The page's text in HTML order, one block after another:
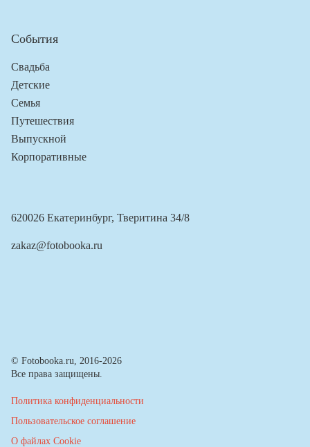
События
Свадьба
Детские
Семья
Путешествия
Выпускной
Корпоративные
620026 Екатеринбург, Тверитина 34/8
zakaz@fotobooka.ru
© Fotobooka.ru, 2016-2026
Все права защищены.
Политика конфиденциальности
Пользовательское соглашение
О файлах Cookie